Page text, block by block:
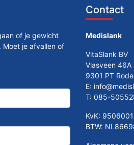
of je gewicht
je afvallen of
Contact
Medislank
VitaSlank BV
Vlasveen 46A
9301 PT
E:
T: 085-
KvK:
BTW: